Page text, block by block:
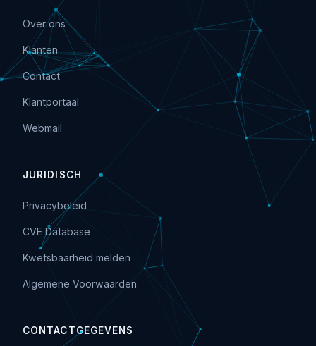
Over ons
Klanten
Contact
Klantportaal
Webmail
JURIDISCH
Privacybeleid
CVE Database
Kwetsbaarheid melden
Algemene Voorwaarden
CONTACTGEGEVENS